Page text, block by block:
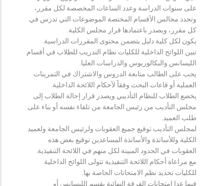
على سنوات الدراسة وعدد الساعات المخصصة لكل مقرر،
وتحدد مجالس الأقسام المختصة الموضوعات التي تدرس في
كل مقرر، ويصدر باعتمادها قرار مجلس الكلية.
يكون لكل كلية دليل يتضمن محتوى المقررات الدراسية.
تبين اللوائح الداخلية للكليات نظام التدريب للطلاب في أقسام
الليسانس والبكالوريوس والدراسات العليا.
يجب على الطالب متابعة الدروس والاشتراك في التمرينات
العملية أو قاعات البحث وفقاً لأحكام اللائحة الداخلية.
يخضع الطلاب للنظام التأديبي ويصدر قرار إحالة الطلاب إلى
مجلس التأديب من رئيس الجامعة من تلقاء نفسه أو بناء على
طلب العميد.
لمجلس التأديب توقيع جميع العقوبات ولرئيس الجامعة ولعميد
الكلية وللأساتذة والأساتذة المساعدين توقيع بعض هذه
العقوبات في الحدود المبينة لكل منهم في اللائحة التنفيذية.
مع مراعاة أحكام اللائحة التنفيذية تتولى اللوائح الداخلية
للكليات تحديد نظم الامتحانات الخاصة بها.
فيما عدا امتحانات الفرقة النهائية بقسم الليسانس أو